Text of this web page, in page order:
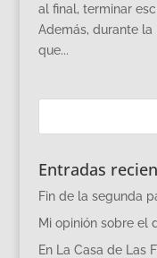
al final, terminar
Además, durante la
que...
Entradas
Fin de la segunda
Mi opinión sobre el
En La Casa de Las